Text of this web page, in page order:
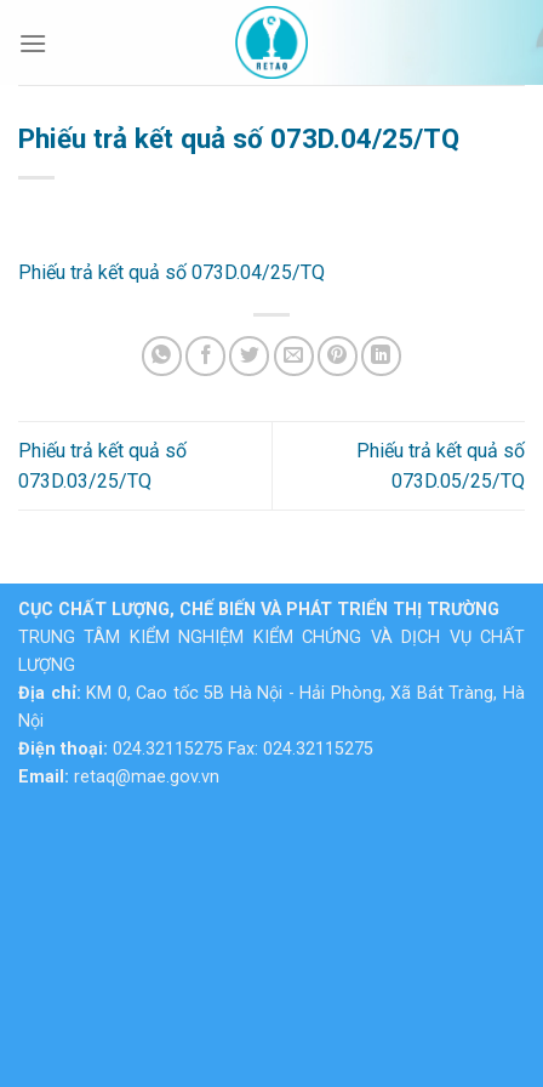
qua
Phiếu trả kết quả số 073D.04/25/TQ
Phiếu trả kết quả số 073D.04/25/TQ
Phiếu trả kết quả số
073D.03/25/TQ
Phiếu trả kết quả số
073D.05/25/TQ
CỤC CHẤT LƯỢNG, CHẾ BIẾN VÀ PHÁT TRIỂN THỊ TRƯỜNG
TRUNG TÂM KIỂM NGHIỆM KIỂM CHỨNG VÀ DỊCH VỤ CHẤT
LƯỢNG
Địa chỉ: KM 0, Cao tốc 5B Hà Nội - Hải Phòng, Xã Bát Tràng, Hà
Nội
Điện thoại: 024.32115275 Fax: 024.32115275
Email: retaq@mae.gov.vn